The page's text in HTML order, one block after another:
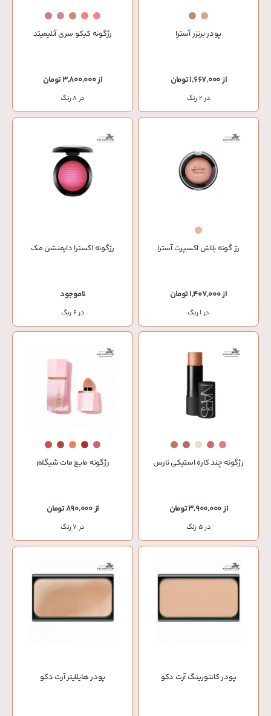
پودر برنزر آسترا
از 1,667,000 تومان
در 2 رنگ
رژگونه کیکو سری آنلیمیتد
از 3,800,000 تومان
در 8 رنگ
رژ گونه بلاش اکسپرت آسترا
از 1,407,000 تومان
در 1 رنگ
رژگونه اکسترا دایمنشن مک
ناموجود
در 6 رنگ
رژگونه چند کاره استیکی نارس
از 3,900,000 تومان
در 5 رنگ
رژگونه مایع مات شیگلم
از 890,000 تومان
در 7 رنگ
پودر کانتورینگ آرت دکو پودر هایلایتر آرت دکو